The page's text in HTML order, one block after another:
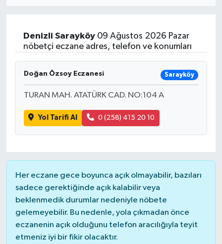
Denizli Sarayköy09 Ağustos 2026 Pazar
nöbetçi eczane adres, telefon ve konumları
Doğan Özsoy Eczanesi Sarayköy
TURAN MAH. ATATÜRK CAD. NO:104 A
Yol Tarifi Al 0 (258) 415 20 10
Her eczane gece boyunca açık olmayabilir, bazıları
sadece gerektiğinde açık kalabilir veya
beklenmedik durumlar nedeniyle nöbete
gelemeyebilir. Bu nedenle, yola çıkmadan önce
eczanenin açık olduğunu telefon aracılığıyla teyit
etmeniz iyi bir fikir olacaktır.
Sağlık
Dünya
Magazin
Gündem
Bilim